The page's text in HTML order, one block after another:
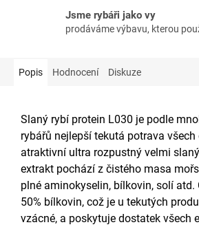
Jsme rybáři jako vy
prodáváme výbavu, kterou
Popis Hodnocení Diskuze
Slaný rybí protein L030 je podle
rybářů nejlepší tekutá potrava
atraktivní ultra rozpustný velmi
extrakt pochází z čistého masa
plné aminokyselin, bílkovin, solí atd.
50% bílkovin, což je u tekutých
vzácné, a poskytuje dostatek všech